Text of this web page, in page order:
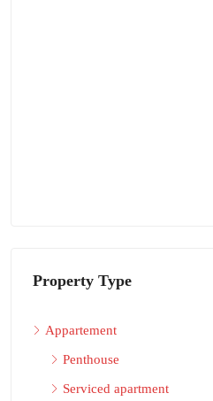
Property Type
Appartement
Penthouse
Serviced apartment